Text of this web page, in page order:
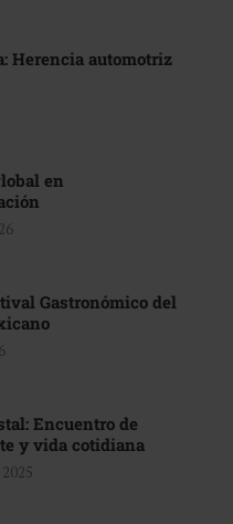
Herencia automotriz
en
Gastronómico del
Encuentro de
y vida cotidiana